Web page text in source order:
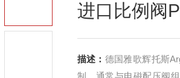
进口比例阀
描述： 德国雅歌辉托斯
制，通常与电磁配压阀